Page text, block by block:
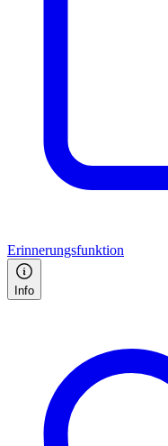
Erinnerungsfunktion
Info